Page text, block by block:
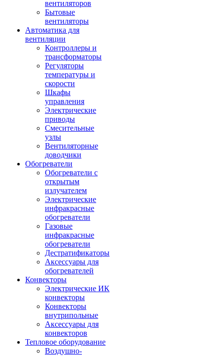
вентиляторов
Бытовые
вентиляторы
Автоматика для
вентиляции
Контроллеры и
трансформаторы
Регуляторы
температуры и
скорости
Шкафы
управления
Электрические
приводы
Смесительные
узлы
Вентиляторные
доводчики
Обогреватели
Обогреватели с
открытым
излучателем
Электрические
инфракрасные
обогреватели
Газовые
инфракрасные
обогреватели
Дестратификаторы
Аксессуары для
обогревателей
Конвекторы
Электрические ИК
конвекторы
Конвекторы
внутрипольные
Аксессуары для
конвекторов
Тепловое оборудование
Воздушно-